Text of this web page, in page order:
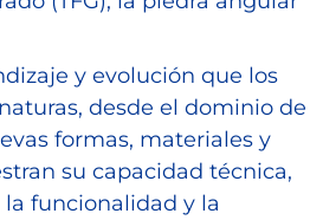
y evolución que los
desde el dominio de
formas, materiales y
su capacidad técnica,
funcionalidad y la